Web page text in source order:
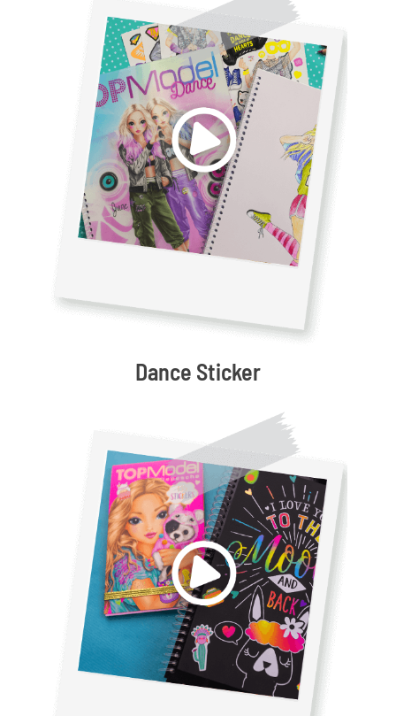
Dance Sticker